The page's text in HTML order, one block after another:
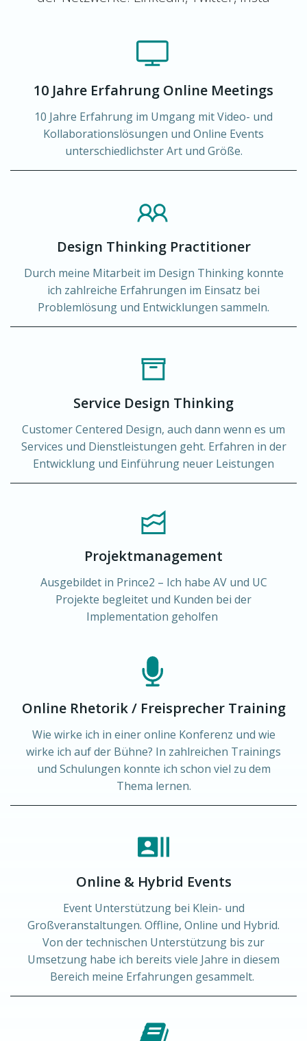
10 Jahre Erfahrung Online Meetings
10 Jahre Erfahrung im Umgang mit Video- und
Kollaborationslösungen und Online Events
unterschiedlichster Art und Größe.
Design Thinking Practitioner
Durch meine Mitarbeit im Design Thinking konnte
ich zahlreiche Erfahrungen im Einsatz bei
Problemlösung und Entwicklungen sammeln.
Service Design Thinking
Customer Centered Design, auch dann wenn es um
Services und Dienstleistungen geht. Erfahren in der
Entwicklung und Einführung neuer Leistungen
Projektmanagement
Ausgebildet in Prince2 – Ich habe AV und UC
Projekte begleitet und Kunden bei der
Implementation geholfen
Online Rhetorik / Freisprecher Training
Wie wirke ich in einer online Konferenz und wie
wirke ich auf der Bühne? In zahlreichen Trainings
und Schulungen konnte ich schon viel zu dem
Thema lernen.
Online & Hybrid Events
Event Unterstützung bei Klein- und
Großveranstaltungen. Offline, Online und Hybrid.
Von der technischen Unterstützung bis zur
Umsetzung habe ich bereits viele Jahre in diesem
Bereich meine Erfahrungen gesammelt.